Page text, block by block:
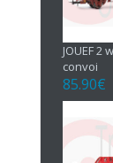
JOUEF
convoi
85.90€